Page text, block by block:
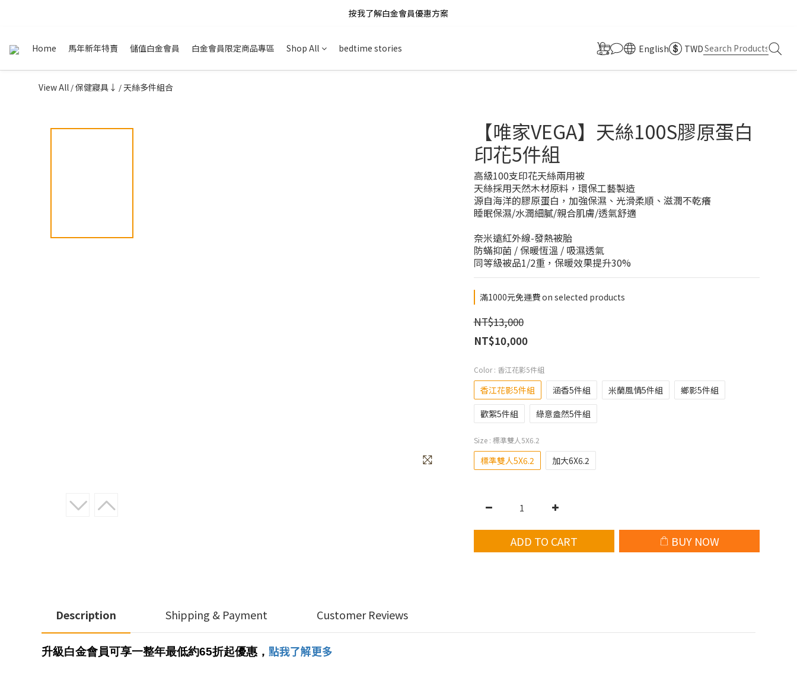
按我了解白金會員優惠方案
Home 馬年新年特賣 儲值白金會員 白金會員限定商品專區 Shop All bedtime stories English TWD
View All /保健寢具↓ / 天絲多件組合
【唯家VEGA】天絲100S膠原蛋白
印花5件組
高級100支印花天絲兩用被
天絲採用天然木材原料，環保工藝製造
源自海洋的膠原蛋白，加強保濕、光滑柔順、滋潤不乾癢
睡眠保濕/水潤細膩/親合肌膚/透氣舒適
奈米遠紅外線-發熱被胎
防蟎抑菌 / 保暖恆溫 / 吸濕透氣
同等級被品1/2重，保暖效果提升30%
滿1000元免運費 on selected products
NT$13,000
NT$10,000
Color: 香江花影5件組
香江花影5件組 涵香5件組 米蘭風情5件組
鄉影5件組
歡絮5件組
綠意盎然5件組
Size : 標準雙人5X6.2
標準雙人5X6.2 加大6X6.2
ADD TO CART BUY NOW
Description Shipping & Payment Customer Reviews
升級白金會員可享一整年最低約65折起優惠 ， 點我了解更多